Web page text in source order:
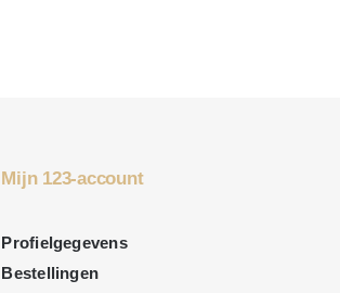
Mijn 123-account
Profielgegevens
Bestellingen